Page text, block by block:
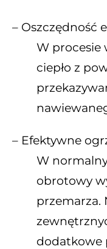
– Oszczędność
W procesie
ciepło z
– Efektywne
W
obrotowy
przemarza.
dodatkowe